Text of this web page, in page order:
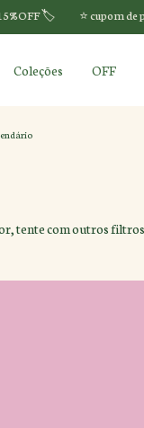
🏷️ ⭐️ cupom de
Coleções OFF
tente com outros